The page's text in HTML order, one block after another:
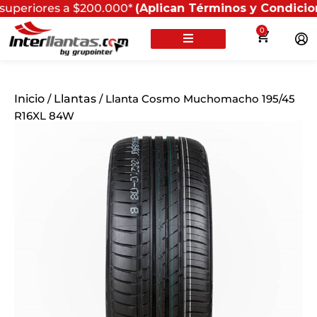
a $200.000*(Aplican Términos y Condiciones)
0
Inicio / Llantas / Llanta Cosmo Muchomacho 195/45
R16XL 84W